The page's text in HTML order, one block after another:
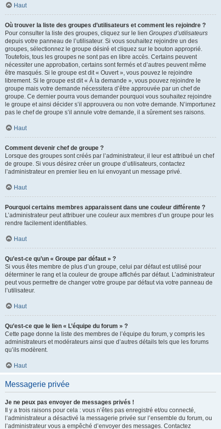
Haut
Où trouver la liste des groupes d’utilisateurs et comment les rejoindre ?
Pour consulter la liste des groupes, cliquez sur le lien Groupes d’utilisateurs
depuis votre panneau de l’utilisateur. Si vous souhaitez rejoindre un des
groupes, sélectionnez le groupe désiré et cliquez sur le bouton approprié.
Toutefois, tous les groupes ne sont pas en libre accès. Certains peuvent
nécessiter une approbation, certains sont fermés et d’autres peuvent même
être masqués. Si le groupe est dit « Ouvert », vous pouvez le rejoindre
librement. Si le groupe est dit « À la demande », vous pouvez rejoindre le
groupe mais votre demande nécessitera d’être approuvée par un chef de
groupe. Ce dernier pourra vous demander pourquoi vous souhaitez rejoindre
le groupe et ainsi décider s’il approuvera ou non votre demande. N’importunez
pas le chef de groupe s’il annule votre demande, il a sûrement ses raisons.
Haut
Comment devenir chef de groupe ?
Lorsque des groupes sont créés par l’administrateur, il leur est attribué un chef
de groupe. Si vous désirez créer un groupe d’utilisateurs, contactez
l’administrateur en premier lieu en lui envoyant un message privé.
Haut
Pourquoi certains membres apparaissent dans une couleur différente ?
L’administrateur peut attribuer une couleur aux membres d’un groupe pour les
rendre facilement identifiables.
Haut
Qu’est-ce qu’un « Groupe par défaut » ?
Si vous êtes membre de plus d’un groupe, celui par défaut est utilisé pour
déterminer le rang et la couleur de groupe affichés par défaut. L’administrateur
peut vous permettre de changer votre groupe par défaut via votre panneau de
l’utilisateur.
Haut
Qu’est-ce que le lien « L’équipe du forum » ?
Cette page donne la liste des membres de l’équipe du forum, y compris les
administrateurs et modérateurs ainsi que d’autres détails tels que les forums
qu’ils modèrent.
Haut
Messagerie privée
Je ne peux pas envoyer de messages privés !
Il y a trois raisons pour cela : vous n’êtes pas enregistré et/ou connecté,
l’administrateur a désactivé la messagerie privée sur l’ensemble du forum, ou
l’administrateur vous a empêché d’envoyer des messages. Contactez